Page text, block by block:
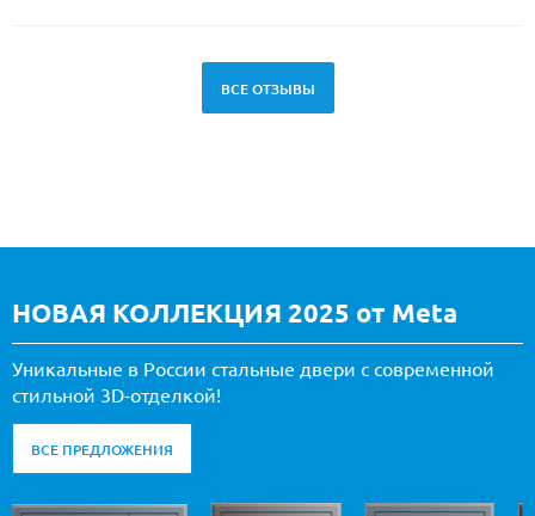
ВСЕ ОТЗЫВЫ
НОВАЯ КОЛЛЕКЦИЯ 2025 от Meta
Уникальные в России стальные двери с современной
стильной 3D-отделкой!
ВСЕ ПРЕДЛОЖЕНИЯ